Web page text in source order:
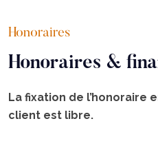
Honoraires
Honoraires &
La fixation de l’honoraire
client est libre.